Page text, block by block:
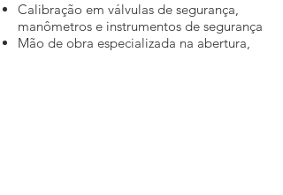
Calibração em válvulas de segurança,
manômetros e instrumentos de segurança
Mão de obra especializada na abertura,